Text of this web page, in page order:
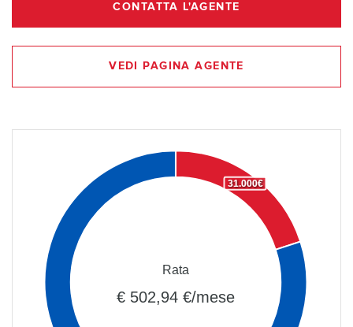
CONTATTA L'AGENTE
VEDI PAGINA AGENTE
31.000€
Rata
€ 502,94 €/mese